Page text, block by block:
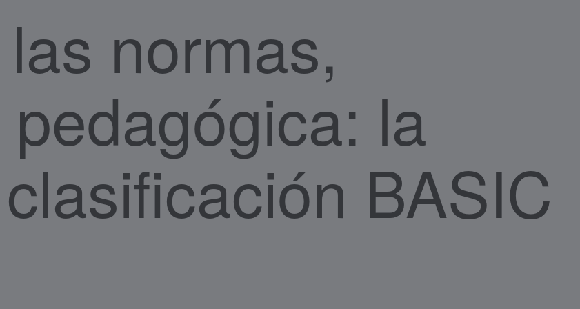
normas,
la
BASIC